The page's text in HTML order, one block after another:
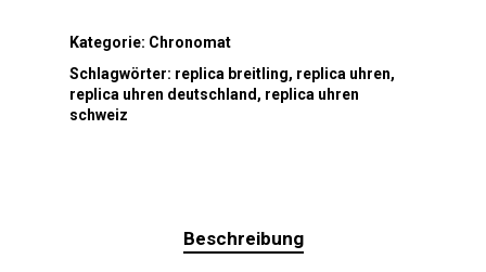
Kategorie: Chronomat
Schlagwörter: replica breitling, replica uhren,
replica uhren deutschland , replica uhren
schweiz
Beschreibung